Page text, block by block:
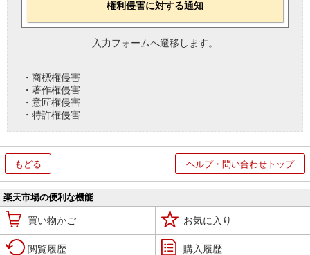
権利侵害に対する通知
入力フォームへ遷移します。
・商標権侵害
・著作権侵害
・意匠権侵害
・特許権侵害
もどる ヘルプ・問い合わせトップ
楽天市場の便利な機能
買い物かご お気に入り
閲覧履歴 購入履歴